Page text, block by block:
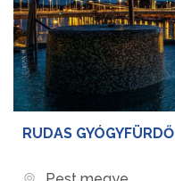
RUDAS GYÓGYFÜRDŐ